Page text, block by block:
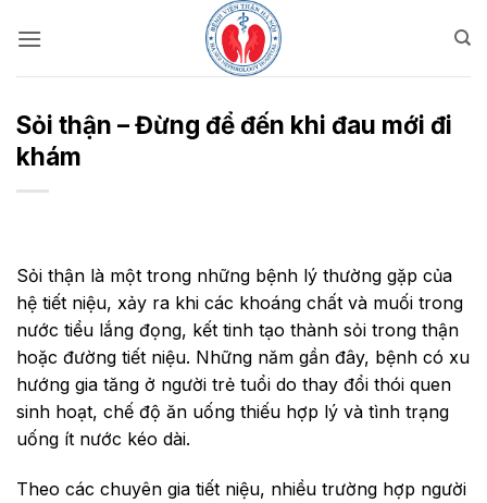
qua
Sỏi thận – Đừng để đến khi đau mới đi
khám
Sỏi thận là một trong những bệnh lý thường gặp của
hệ tiết niệu, xảy ra khi các khoáng chất và muối trong
nước tiểu lắng đọng, kết tinh tạo thành sỏi trong thận
hoặc đường tiết niệu. Những năm gần đây, bệnh có xu
hướng gia tăng ở người trẻ tuổi do thay đổi thói quen
sinh hoạt, chế độ ăn uống thiếu hợp lý và tình trạng
uống ít nước kéo dài.
Theo các chuyên gia tiết niệu, nhiều trường hợp người